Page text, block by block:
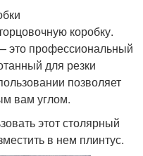
коробку.
это профессиональный
для резки
позволяет
вам углом.
этот столярный
в нем плинтус.